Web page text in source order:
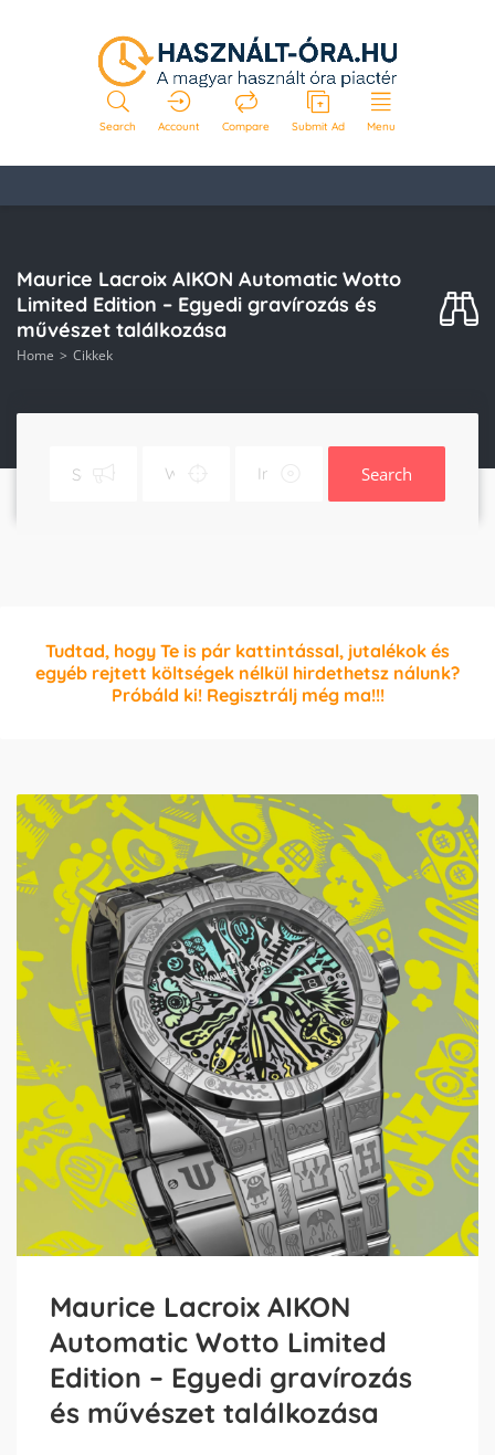
Search Account Compare Submit Ad Menu
Maurice Lacroix AIKON Automatic Wotto
Limited Edition – Egyedi gravírozás és
művészet találkozása
Home Cikkek
Search
Tudtad, hogy Te is pár kattintással, jutalékok és
egyéb rejtett költségek nélkül hirdethetsz nálunk?
Próbáld ki! Regisztrálj még ma!!!
Maurice Lacroix AIKON
Automatic Wotto Limited
Edition – Egyedi gravírozás
és művészet találkozása